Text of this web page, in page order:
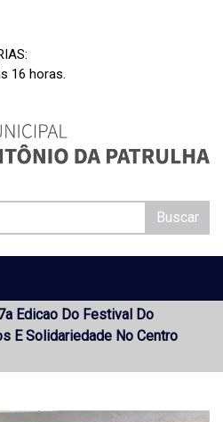
Aberta
16 horas.
Buscar
Edicao Do Festival Do
E Solidariedade No Centro